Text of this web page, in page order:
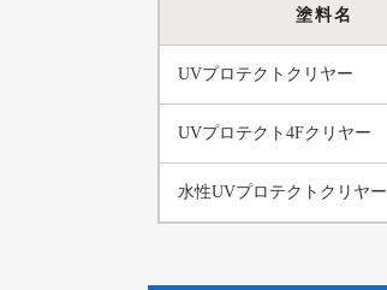
塗料名
UVプロテクトクリヤー
UVプロテクト4Fクリヤー
水性UVプロテクトクリヤー